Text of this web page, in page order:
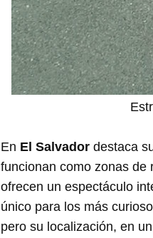
En El Salvador destaca
funcionan como zonas de
ofrecen un espectáculo
único para los más
pero su localización, en